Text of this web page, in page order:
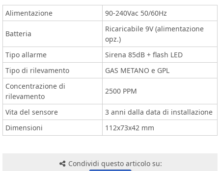
Alimentazione
90-240Vac 50/60Hz
Batteria
Ricaricabile 9V (alimentazione
opz.)
Tipo allarme
Sirena 85dB + flash LED
Tipo di rilevamento
GAS METANO e GPL
Concentrazione di
rilevamento
2500 PPM
Vita del sensore
3 anni dalla data di installazione
Dimensioni
112x73x42 mm
Condividi questo articolo su: